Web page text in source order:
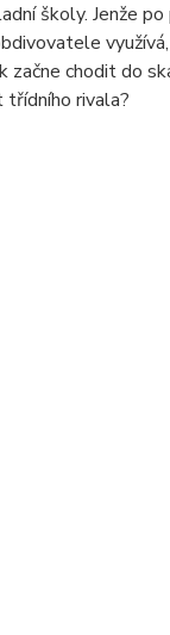
školy. Jenže
začne chodit do
rivala?